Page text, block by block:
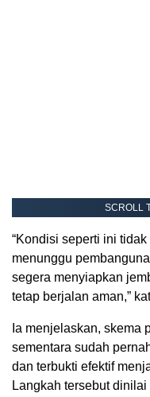
SCROLL
“Kondisi seperti ini
menunggu
segera menyiapkan
tetap berjalan aman,”
Ia menjelaskan, skema
sementara sudah
dan terbukti efektif
Langkah tersebut